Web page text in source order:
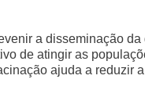
a disseminação
de atingir as
ajuda a reduzir